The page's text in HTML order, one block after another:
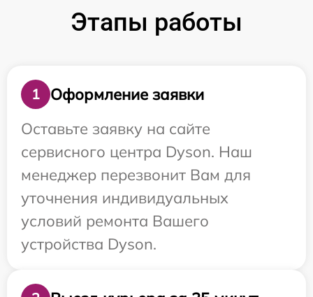
Этапы работы
1
Оформление заявки
Оставьте заявку на сайте
сервисного центра Dyson. Наш
менеджер перезвонит Вам для
уточнения индивидуальных
условий ремонта Вашего
устройства Dyson.